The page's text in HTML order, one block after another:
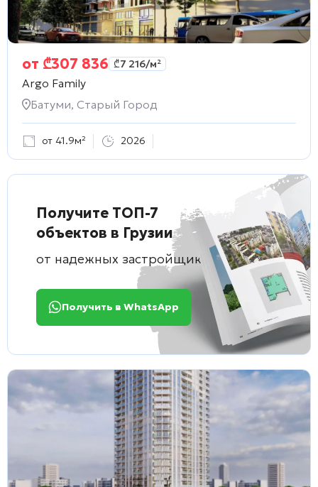
от ₾307 836 ₾7 216/м²
Argo Family
Батуми, Старый Город
от 41.9м² 2026
Получите ТОП-7
объектов в Грузии
от надежных застройщиков
Получить в WhatsApp